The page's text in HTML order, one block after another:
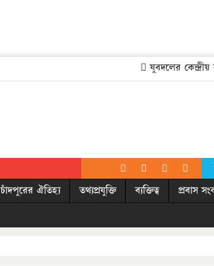
যুবদলের কেন্দ্রীয়
চাঁদপুরের ঐতিহ্য তথ্যপ্রযুক্তি ব্যক্তিত্ব প্রবাস